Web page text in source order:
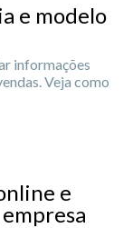
e modelo
informações
Veja como
e